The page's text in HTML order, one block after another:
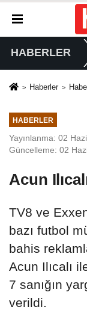
HABERLER
Haberler
HABERLER
Yayınlanma: 02
Güncelleme: 02
Acun
TV8 ve
bazı futbol
bahis
Acun Ilıcalı
7 sanığın
verildi.